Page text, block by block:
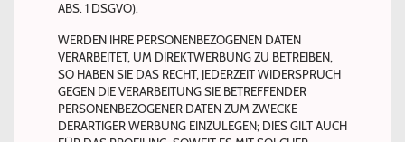
ABS. 1 DSGVO).
WERDEN IHRE PERSONENBEZOGENEN DATEN
VERARBEITET, UM DIREKTWERBUNG ZU BETREIBEN,
SO HABEN SIE DAS RECHT, JEDERZEIT WIDERSPRUCH
GEGEN DIE VERARBEITUNG SIE BETREFFENDER
PERSONENBEZOGENER DATEN ZUM ZWECKE
DERARTIGER WERBUNG EINZULEGEN; DIES GILT AUCH